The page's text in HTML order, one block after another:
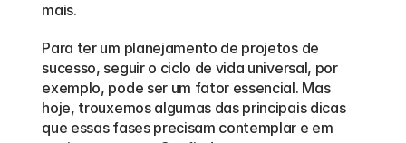
mais.
Para ter um planejamento de projetos de
sucesso, seguir o ciclo de vida universal, por
exemplo, pode ser um fator essencial. Mas
hoje, trouxemos algumas das principais dicas
que essas fases precisam contemplar e em